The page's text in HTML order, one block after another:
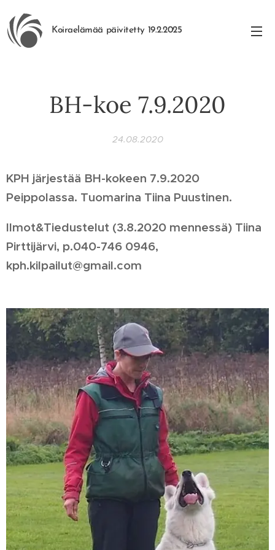
Koiraelämää päivitetty 19.2.2025
BH-koe 7.9.2020
24.08.2020
KPH järjestää BH-kokeen 7.9.2020
Peippolassa. Tuomarina Tiina Puustinen.
Ilmot&Tiedustelut (3.8.2020 mennessä) Tiina
Pirttijärvi, p.040-746 0946,
kph.kilpailut@gmail.com